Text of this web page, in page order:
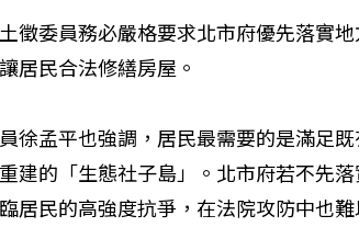
徵委員務必嚴格要求北市府優先落實
居民合法修繕房屋。
徐孟平也強調，居民最需要的是滿足
建的「生態社子島」。北市府若不先
居民的高強度抗爭，在法院攻防中也